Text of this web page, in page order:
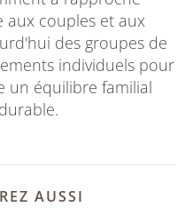
aux couples et aux
des groupes de
individuels pour
un équilibre familial
AUSSI